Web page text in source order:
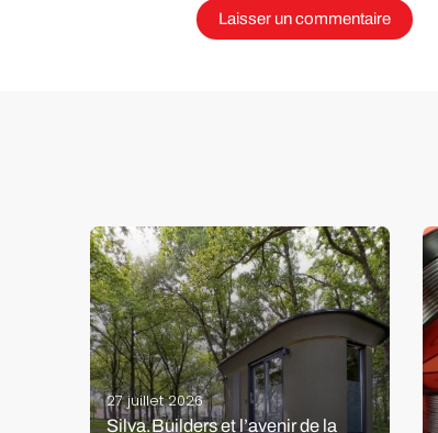
27 juillet 2026
Silva.Builders et l’avenir de la